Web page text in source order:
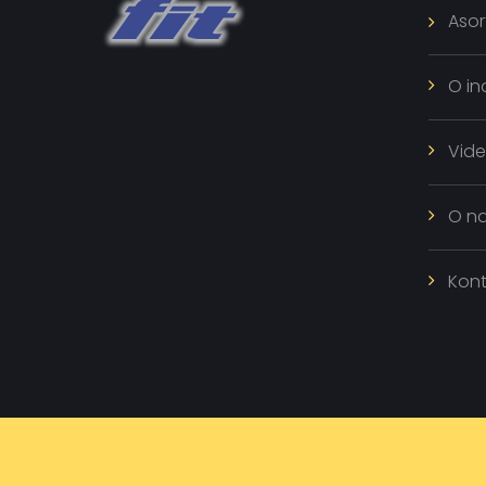
O
O